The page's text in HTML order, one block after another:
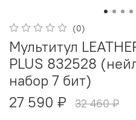
(0)
Мультитул
PLUS 832528
набор 7 бит)
27 590 ₽
32 460 ₽